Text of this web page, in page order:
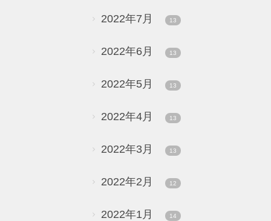
2022年7月 13
2022年6月 13
2022年5月 13
2022年4月 13
2022年3月 13
2022年2月 12
2022年1月 14